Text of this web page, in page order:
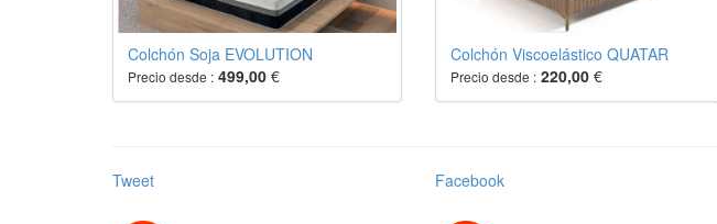
Colchón Soja EVOLUTION
Precio desde : 499,00 €
Colchón Viscoelástico QUATAR
Precio desde : 220,00 €
Tweet Facebook